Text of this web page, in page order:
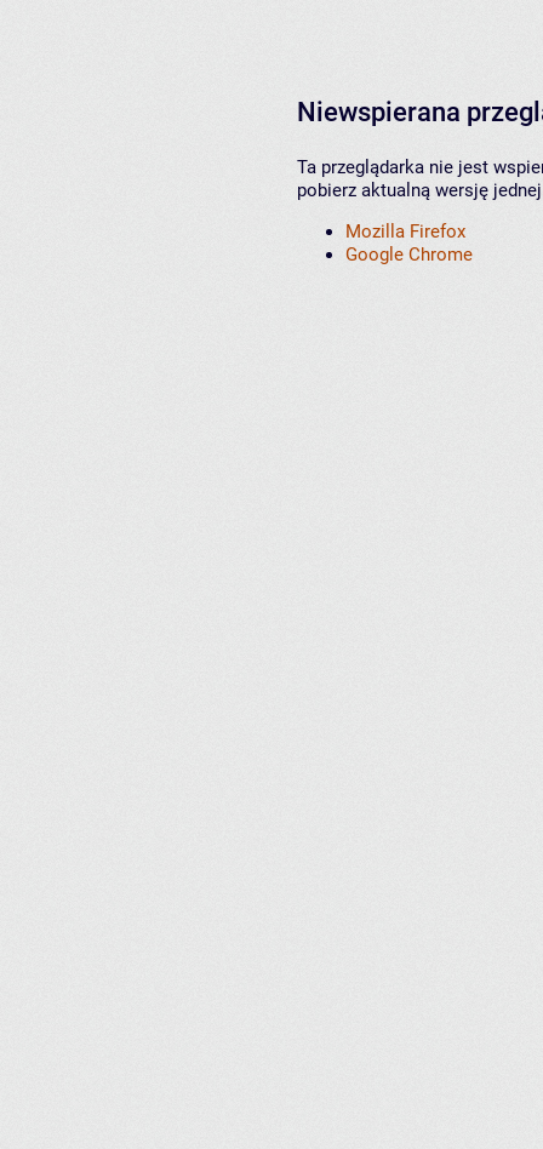
Niewspierana
Ta przeglądarka nie jest
pobierz aktualną wersję
Mozilla Firefox
Google Chrome